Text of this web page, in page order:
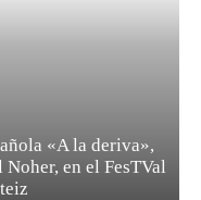
«A la deriva»,
en el FesTVal